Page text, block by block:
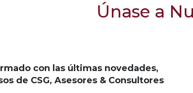
Únase a
con las últimas novedades,
de CSG, Asesores & Consultores